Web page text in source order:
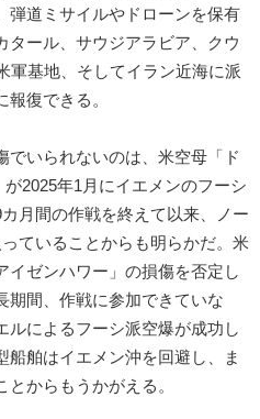
弾道ミサイルやドローンを保有
タール、サウジアラビア、クウ
軍基地、そしてイラン近海に派
復できる。
いられないのは、米空母「ド
2025年1月にイエメンのフーシ
月間の作戦を終えて以来、ノー
ていることからも明らかだ。米
イゼンハワー」の損傷を否定し
期間、作戦に参加できていな
ルによるフーシ派空爆が成功し
船舶はイエメン沖を回避し、ま
からもうかがえる。